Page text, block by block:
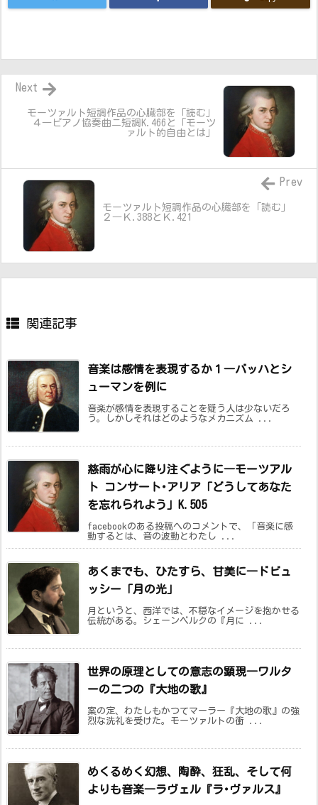
モーツァルト短調作品の心臓部を「読む」
４―ピアノ協奏曲ニ短調K.466と「モーツ
ァルト的自由とは」
Next
モーツァルト短調作品の心臓部を「読む」
２―Ｋ.388とＫ.421
Prev
関連記事
音楽は感情を表現するか１―バッハとシ
ューマンを例に
音楽が感情を表現することを疑う人は少ないだろ
う。しかしそれはどのようなメカニズム ...
慈雨が心に降り注ぐように―モーツアル
ト コンサート･アリア「どうしてあなた
を忘れられよう」K.505
facebookのある投稿へのコメントで、「音楽に感
動するとは、音の波動とわたし ...
あくまでも、ひたすら、甘美に―ドビュ
ッシー「月の光」
月というと、西洋では、不穏なイメージを抱かせる
伝統がある。シェーンベルクの『月に ...
世界の原理としての意志の顕現―ワルタ
ーの二つの『大地の歌』
案の定、わたしもかつてマーラー『大地の歌』の強
烈な洗礼を受けた。モーツァルトの衝 ...
めくるめく幻想、陶酔、狂乱、そして何
よりも音楽―ラヴェル『ラ･ヴァルス』